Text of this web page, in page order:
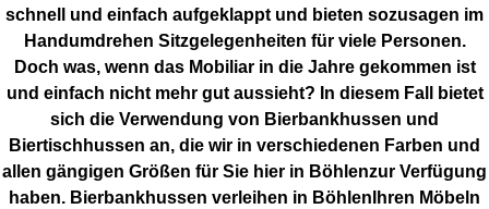
schnell und einfach aufgeklappt und bieten sozusagen im
Handumdrehen Sitzgelegenheiten für viele Personen.
Doch was, wenn das Mobiliar in die Jahre gekommen ist
und einfach nicht mehr gut aussieht? In diesem Fall bietet
sich die Verwendung von Bierbankhussen und
Biertischhussen an, die wir in verschiedenen Farben und
allen gängigen Größen für Sie hier in Böhlenzur Verfügung
haben. Bierbankhussen verleihen in BöhlenIhren Möbeln